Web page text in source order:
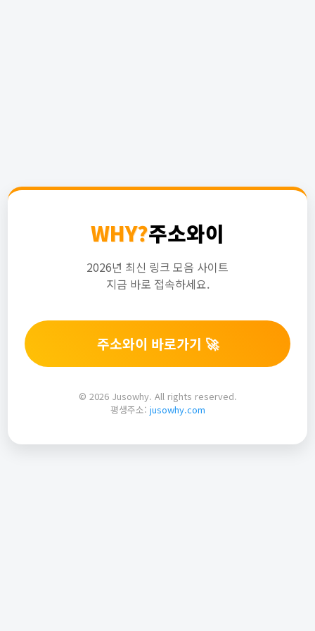
WHY?주소와이
2026년 최신 링크 모음 사이트
지금 바로 접속하세요.
주소와이 바로가기 🚀
© 2026 Jusowhy. All rights reserved.
평생주소: jusowhy.com